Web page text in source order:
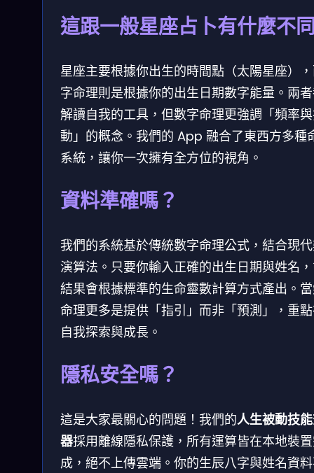
這跟一般星座占卜有什麼不
星座主要根據你出生的時間點（太陽星座）
字命理則是根據你的出生日期數字能量。兩
解讀自我的工具，但數字命理更強調「頻率
動」的概念。我們的 App 融合了東西方多種
系統，讓你一次擁有全方位的視角。
資料準確嗎？
我們的系統基於傳統數字命理公式，結合現
演算法。只要你輸入正確的出生日期與姓名
結果會根據標準的生命靈數計算方式產出。
命理更多是提供「指引」而非「預測」，重
自我探索與成長。
隱私安全嗎？
這是大家最關心的問題！我們的人生被動技
器採用離線隱私保護，所有運算皆在本地裝
成，絕不上傳雲端。你的生辰八字與姓名資